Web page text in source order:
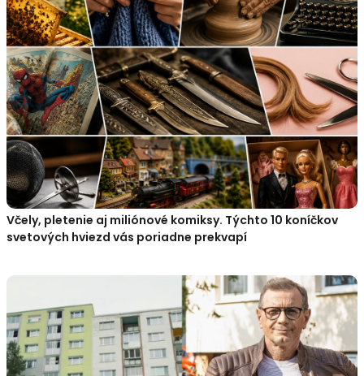
Včely, pletenie aj miliónové komiksy. Týchto 10 koníčkov
svetových hviezd vás poriadne prekvapí